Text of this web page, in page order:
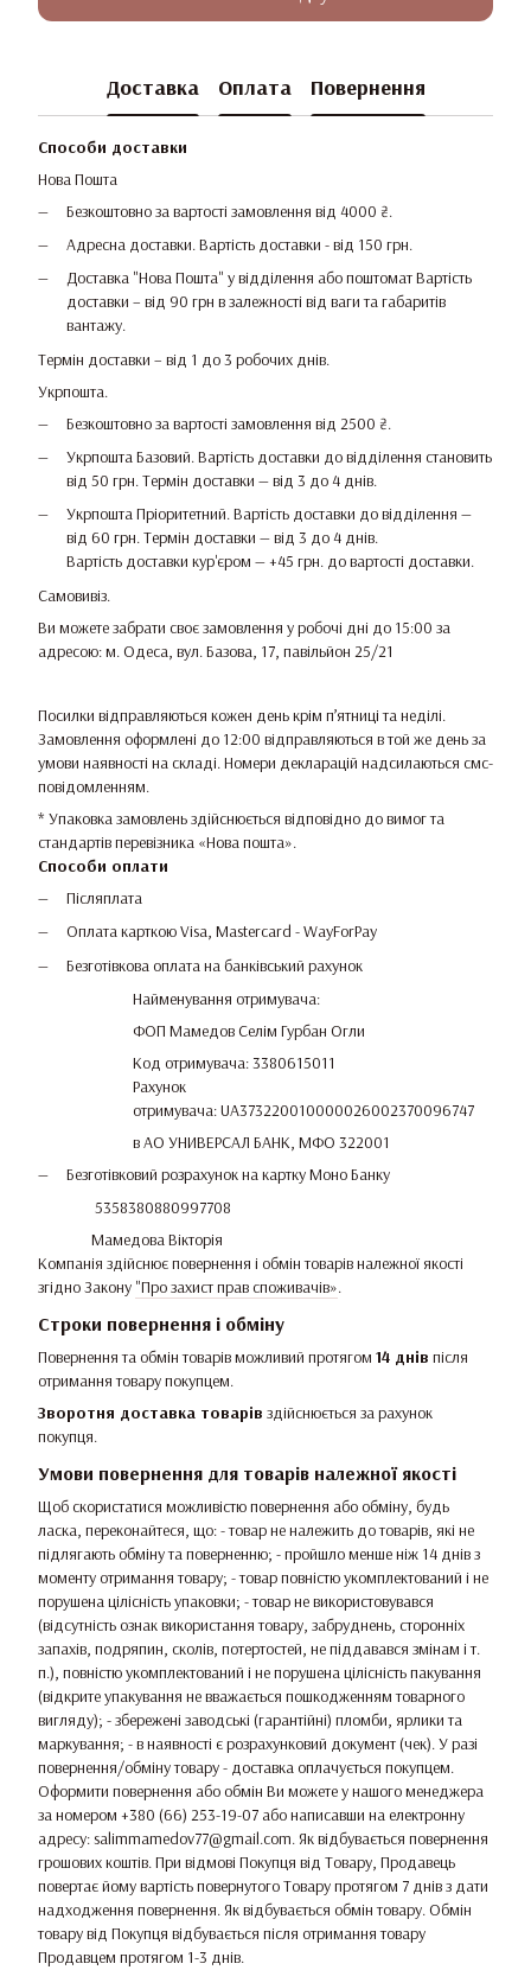
Доставка Оплата Повернення
Способи доставки
Нова Пошта
Безкоштовно за вартості замовлення від 4000 ₴.
Адресна доставки. Вартість доставки - від 150 грн.
Доставка "Нова Пошта" у відділення або поштомат Вартість
доставки – від 90 грн в залежності від ваги та габаритів
вантажу.
Термін доставки – від 1 до 3 робочих днів.
Укрпошта.
Безкоштовно за вартості замовлення від 2500 ₴.
Укрпошта Базовий. Вартість доставки до відділення становить
від 50 грн. Термін доставки — від 3 до 4 днів.
Укрпошта Пріоритетний. Вартість доставки до відділення —
від 60 грн. Термін доставки — від 3 до 4 днів.
Вартість доставки кур'єром — +45 грн. до вартості доставки.
Самовивіз.
Ви можете забрати своє замовлення у робочі дні до 15:00 за
адресою: м. Одеса, вул. Базова, 17, павільйон 25/21
Посилки відправляються кожен день крім п’ятниці та неділі.
Замовлення оформлені до 12:00 відправляються в той же день за
умови наявності на складі. Номери декларацій надсилаються смс-
повідомленням.
* Упаковка замовлень здійснюється відповідно до вимог та
стандартів перевізника «Нова пошта».
Способи оплати
Післяплата
Оплата карткою Visa, Mastercard - WayForPay
Безготівкова оплата на банківський рахунок
Найменування отримувача:
ФОП Мамедов Селім Гурбан Огли
Код отримувача: 3380615011
Рахунок
отримувача: UA373220010000026002370096747
в АО УНИВЕРСАЛ БАНК, МФО 322001
Безготівковий розрахунок на картку Моно Банку
5358380880997708
Мамедова Вікторія
Компанія здійснює повернення і обмін товарів належної якості
згідно Закону "Про захист прав споживачів».
Строки повернення і обміну
Повернення та обмін товарів можливий протягом 14 днів після
отримання товару покупцем.
Зворотня доставка товарів здійснюється за рахунок
покупця.
Умови повернення для товарів належної якості
Щоб скористатися можливістю повернення або обміну, будь
ласка, переконайтеся, що: - товар не належить до товарів, які не
підлягають обміну та поверненню; - пройшло менше ніж 14 днів з
моменту отримання товару; - товар повністю укомплектований і не
порушена цілісність упаковки; - товар не використовувався
(відсутність ознак використання товару, забруднень, сторонніх
запахів, подряпин, сколів, потертостей, не піддавався змінам і т.
п.), повністю укомплектований і не порушена цілісність пакування
(відкрите упакування не вважається пошкодженням товарного
вигляду); - збережені заводські (гарантійні) пломби, ярлики та
маркування; - в наявності є розрахунковий документ (чек). У разі
повернення/обміну товару - доставка оплачується покупцем.
Оформити повернення або обмін Ви можете у нашого менеджера
за номером +380 (66) 253-19-07 або написавши на електронну
адресу: salimmamedov77@gmail.com. Як відбувається повернення
грошових коштів. При відмові Покупця від Товару, Продавець
повертає йому вартість повернутого Товару протягом 7 днів з дати
надходження повернення. Як відбувається обмін товару. Обмін
товару від Покупця відбувається після отримання товару
Продавцем протягом 1-3 днів.